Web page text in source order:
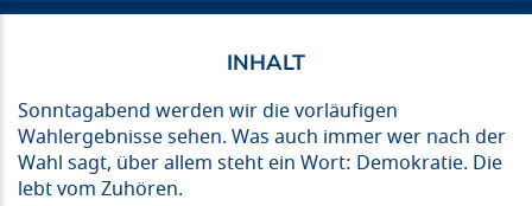
Sonntagabend werden wir die vorläufigen
Wahlergebnisse sehen. Was auch immer wer nach der
Wahl sagt, über allem steht ein Wort: Demokratie. Die
lebt vom Zuhören.